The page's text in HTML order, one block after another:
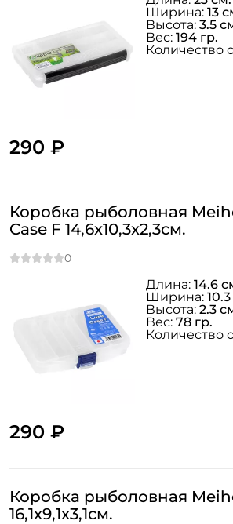
290 ₽
Ширина: 13
Высота: 3.5
Вес: 194 гр.
Количество
Коробка рыболовная
Case F 14,6x10,3x2,3см.
290 ₽
Длина: 14.6
Ширина:
Высота: 2.3
Вес: 78 гр.
Количество
Коробка рыболовная
16,1x9,1x3,1см.
Email: *
Номер телефона: *
Заполняя данную форму вы
персональных данных
У меня уже есть